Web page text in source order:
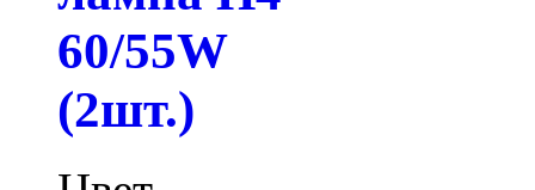
60/55W
(2шт.)